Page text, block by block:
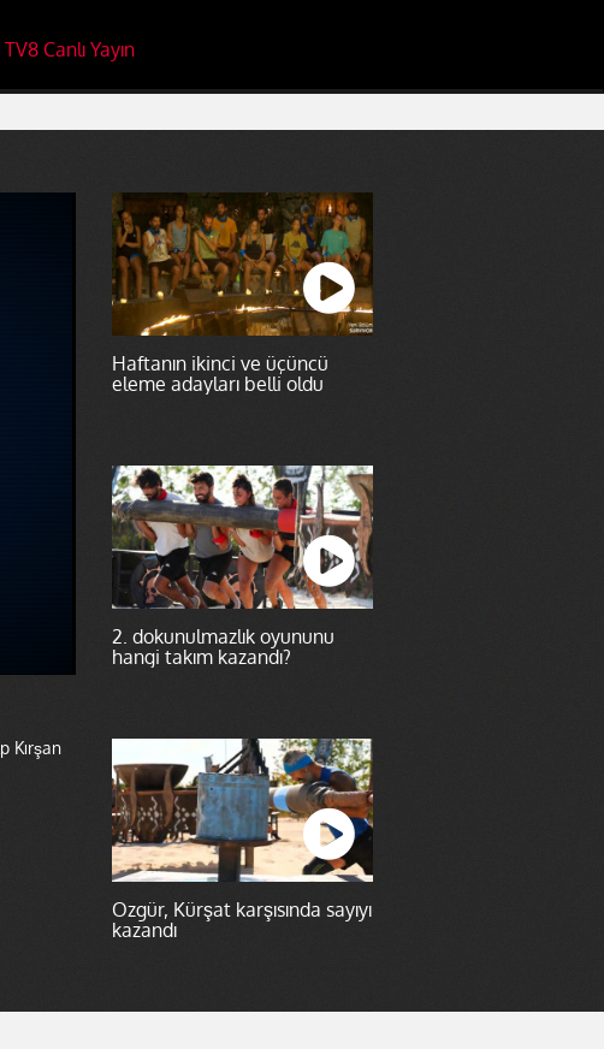
TV8 Canlı Yayın
Kırşan
Haftanın ikinci ve üçüncü
eleme adayları belli oldu
2. dokunulmazlık oyununu
hangi takım kazandı?
Özgür, Kürşat karşısında sayıyı
kazandı